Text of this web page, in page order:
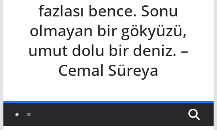
fazlası bence. Sonu
olmayan bir gökyüzü,
umut dolu bir deniz. –
Cemal Süreya